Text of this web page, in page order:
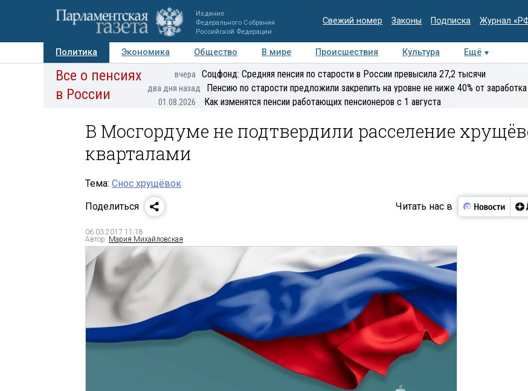
Издание
Федерального Собрания
Российской Федерации
Свежий номер Законы Подписка Журнал
Политика Экономика Общество В мире Происшествия Культура Ещё
Авторы Персоны Мнения Регионы Медиацентр Интервью Колумнисты
Все о пенсиях
в России
вчера Соцфонд: Средняя пенсия по старости в России превысила 27,2 тысячи
два дня назад Пенсию по старости предложили закрепить на уровне не ниже 40% от заработка
01.08.2026 Как изменятся пенсии работающих пенсионеров с 1 августа
В Мосгордуме не подтвердили расселение
кварталами
Тема: Снос хрущёвок
Поделиться
Читать нас в
06.03.2017 11:18
Автор: Мария Михайловская